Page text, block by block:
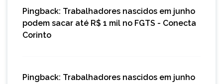
Pingback: Trabalhadores nascidos em junho
podem sacar até R$ 1 mil no FGTS - Conecta
Corinto
Pingback: Trabalhadores nascidos em junho